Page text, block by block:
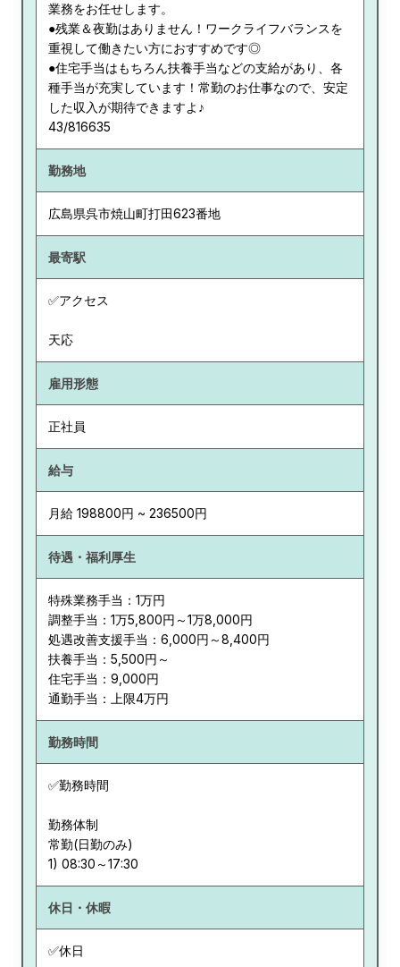
業務をお任せします。
●残業＆夜勤はありません！ワークライフバランスを
重視して働きたい方におすすめです◎
●住宅手当はもちろん扶養手当などの支給があり、各
種手当が充実しています！常勤のお仕事なので、安定
した収入が期待できますよ♪
43/816635
勤務地
広島県呉市焼山町打田623番地
最寄駅
✅アクセス
天応
雇用形態
正社員
給与
月給 198800円 ~ 236500円
待遇・福利厚生
特殊業務手当：1万円
調整手当：1万5,800円～1万8,000円
処遇改善支援手当：6,000円～8,400円
扶養手当：5,500円～
住宅手当：9,000円
通勤手当：上限4万円
勤務時間
✅勤務時間
勤務体制
常勤(日勤のみ)
休日・休暇
✅休日